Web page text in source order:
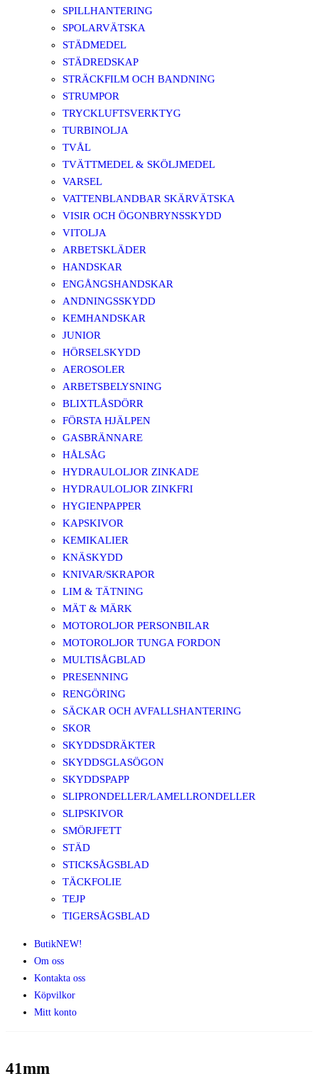
SPILLHANTERING
SPOLARVÄTSKA
STÄDMEDEL
STÄDREDSKAP
STRÄCKFILM OCH BANDNING
STRUMPOR
TRYCKLUFTSVERKTYG
TURBINOLJA
TVÅL
TVÄTTMEDEL & SKÖLJMEDEL
VARSEL
VATTENBLANDBAR SKÄRVÄTSKA
VISIR OCH ÖGONBRYNSSKYDD
VITOLJA
ARBETSKLÄDER
HANDSKAR
ENGÅNGSHANDSKAR
ANDNINGSSKYDD
KEMHANDSKAR
JUNIOR
HÖRSELSKYDD
AEROSOLER
ARBETSBELYSNING
BLIXTLÅSDÖRR
FÖRSTA HJÄLPEN
GASBRÄNNARE
HÅLSÅG
HYDRAULOLJOR ZINKADE
HYDRAULOLJOR ZINKFRI
HYGIENPAPPER
KAPSKIVOR
KEMIKALIER
KNÄSKYDD
KNIVAR/SKRAPOR
LIM & TÄTNING
MÄT & MÄRK
MOTOROLJOR PERSONBILAR
MOTOROLJOR TUNGA FORDON
MULTISÅGBLAD
PRESENNING
RENGÖRING
SÄCKAR OCH AVFALLSHANTERING
SKOR
SKYDDSDRÄKTER
SKYDDSGLASÖGON
SKYDDSPAPP
SLIPRONDELLER/LAMELLRONDELLER
SLIPSKIVOR
SMÖRJFETT
STÄD
STICKSÅGSBLAD
TÄCKFOLIE
TEJP
TIGERSÅGSBLAD
ButikNEW!
Om oss
Kontakta oss
Köpvilkor
Mitt konto
41mm